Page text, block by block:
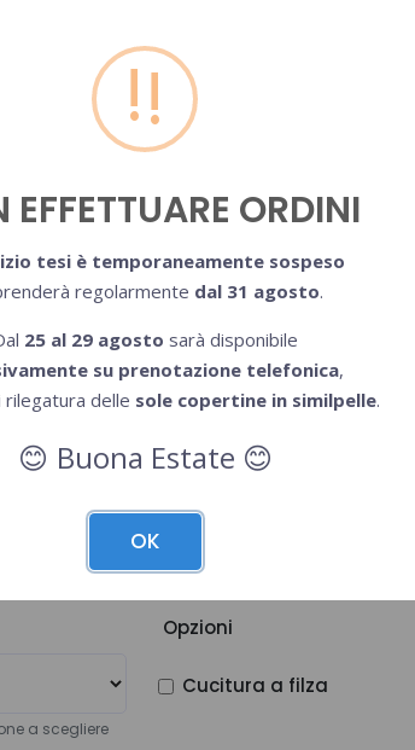
Numero pagine a colori
relatore.
a scegliere
Opzioni
Cucitura a filza
!
EFFETTUARE ORDINI
tesi è temporaneamente sospeso
regolarmente dal 31 agosto.
25 al 29 agosto sarà disponibile
su prenotazione telefonica,
rilegatura delle sole copertine in similpelle.
😊 Buona Estate 😊
OK